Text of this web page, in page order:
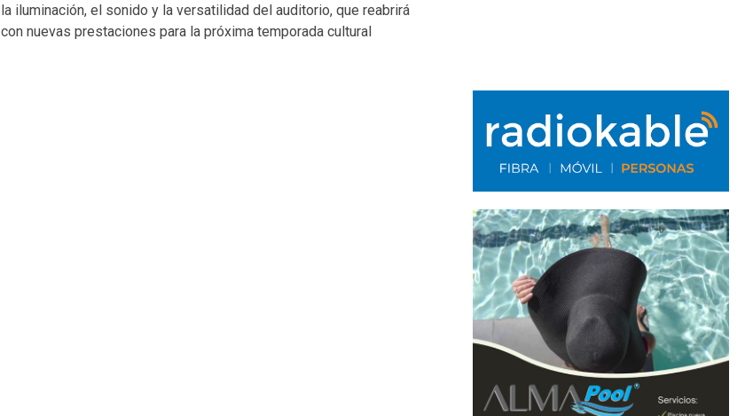
la iluminación, el sonido y la versatilidad del auditorio, que reabrirá
con nuevas prestaciones para la próxima temporada cultural